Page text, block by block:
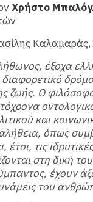
Χρήστο
έξοχα
ζωής. Ο
και
όπως
έτσι, τις
στη δική
έχουν
του